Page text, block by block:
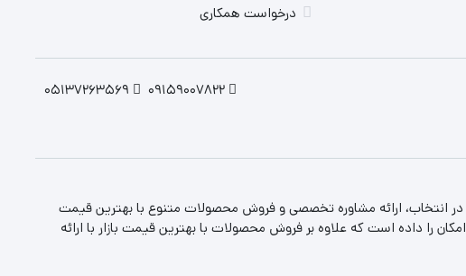
درخواست همکاری
09159007822
05137263569
انتخاب، ارائه مشاوره تخصصی و فروش محصولات متنوع با بهترین قیمت
را داده است که علاوه بر فروش محصولات با بهترین قیمت بازار با ارائه